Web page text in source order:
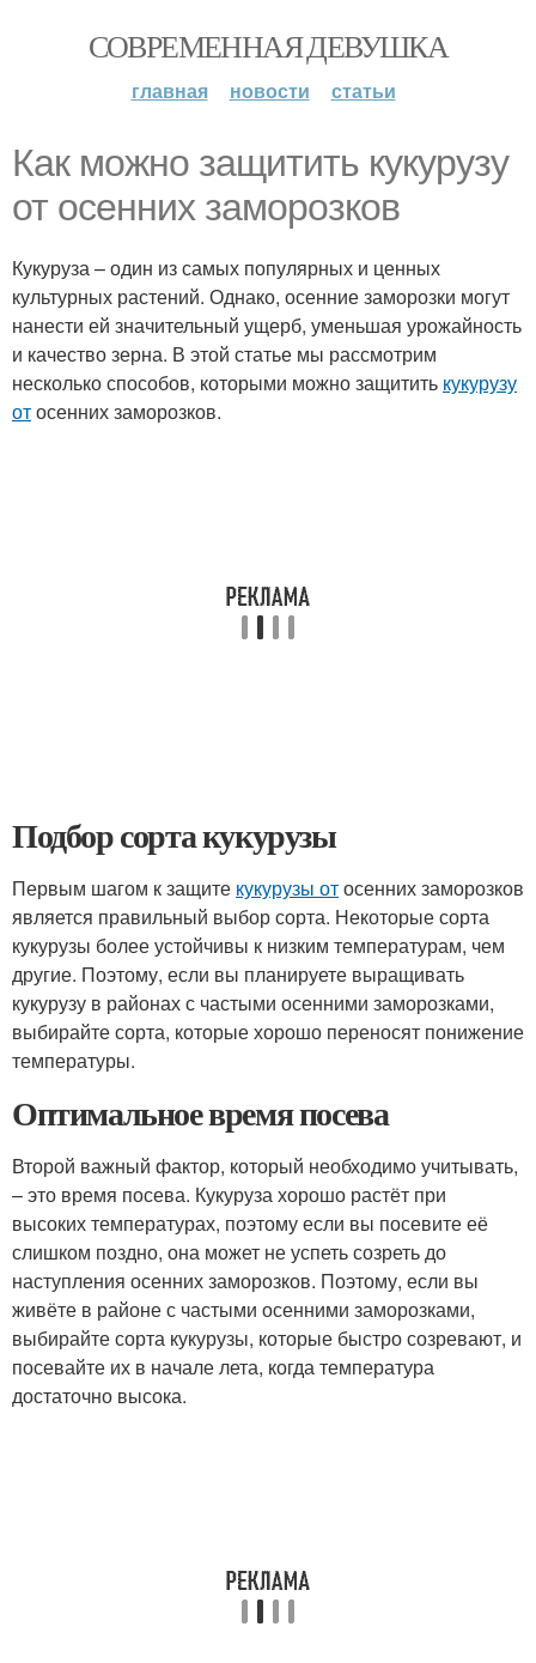
СОВРЕМЕННАЯ ДЕВУШКА
главная новости статьи
Как можно защитить кукурузу
от осенних заморозков
Кукуруза – один из самых популярных и ценных
культурных растений. Однако, осенние заморозки могут
нанести ей значительный ущерб, уменьшая урожайность
и качество зерна. В этой статье мы рассмотрим
несколько способов, которыми можно защитить кукурузу
отосенних заморозков.
Подбор сорта кукурузы
Первым шагом к защите кукурузы отосенних заморозков
является правильный выбор сорта. Некоторые сорта
кукурузы более устойчивы к низким температурам, чем
другие. Поэтому, если вы планируете выращивать
кукурузу в районах с частыми осенними заморозками,
выбирайте сорта, которые хорошо переносят понижение
температуры.
Оптимальное время посева
Второй важный фактор, который необходимо учитывать,
– это время посева. Кукуруза хорошо растёт при
высоких температурах, поэтому если вы посевите её
слишком поздно, она может не успеть созреть до
наступления осенних заморозков. Поэтому, если вы
живёте в районе с частыми осенними заморозками,
выбирайте сорта кукурузы, которые быстро созревают, и
посевайте их в начале лета, когда температура
достаточно высока.